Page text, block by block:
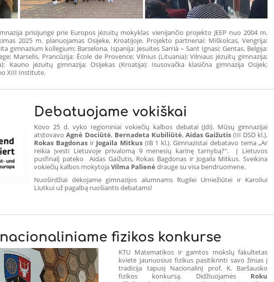
prisijungė prie Europos jėzuitų mokyklas vienijančio projekto JEEP nuo 2004 m.
2025 m. planuojamas Osijeke, Kroatijoje. Projekto partneriai: Miškolcas, Vengrija:
gimnazium kollegium; Barselona, Ispanija: Jesuïtes Sarrià – Sant Ignasi; Gentas, Belgija:
Marselis, Prancūzija: École de Provence; Vilnius (Lituania): Vilniaus jėzuitų gimnazija;
Kauno jėzuitų gimnazija; Osijekas (Kroatija): Isusovačka klasična gimnazija Osijek;
XIII Institute.
Debatuojame vokiškai
Kovo 25 d. vyko regioniniai vokiečių kalbos debatai (Jdi). Mūsų gimnazijai
atstovavoAgnė Dociūtė, Bernadeta Kubiliūtė,Aidas Gaižutis(III DSD kl.),
Rokas Bagdonas ir Jogaila Mitkus(IB 1 kl.). Gimnazistai debatavo tema „Ar
reikia įvesti Lietuvoje privalomą 9 mėnesių karinę tarnybą?". Į Lietuvos
pusfinalį pateko Aidas Gaižutis, Rokas Bagdonas ir Jogaila Mitkus. Sveikina
vokiečių kalbos mokytojaVilma Palienė drauge su visa bendruomene.
Nuoširdžiai dėkojame gimnazijos alumnams Rugilei Urniežiūtei ir Karoliui
Liutkui už pagalbą ruošiantis debatams!
fizikos konkurse
KTU Matematikos ir gamtos mokslų fakultetas
kvietė jaunuosius fizikus pasitikrinti savo žinias į
tradicija tapusį Nacionalinį prof. K. Baršausko
fizikos konkursą. Didžiuojamės Roku